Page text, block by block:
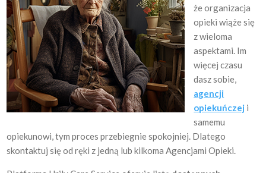
że organizacja
opieki wiąże się
z wieloma
aspektami. Im
więcej czasu
dasz sobie,
agencji
opiekuńczej i
samemu
opiekunowi, tym proces przebiegnie spokojniej. Dlatego
skontaktuj się od ręki z jedną lub kilkoma Agencjami Opieki.